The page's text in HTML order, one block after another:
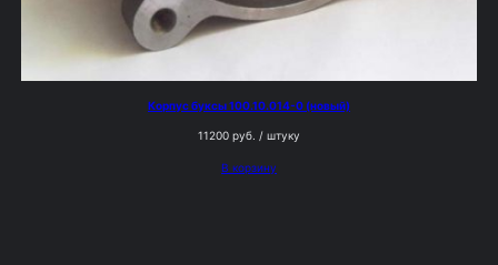
Корпус буксы 100.10.014-0 (новый)
11200 руб. / штуку
В корзину